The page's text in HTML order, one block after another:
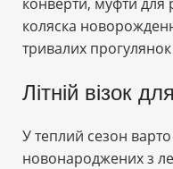
коляска
тривалих
Літній візок
У теплий сезон варто
новонароджених з